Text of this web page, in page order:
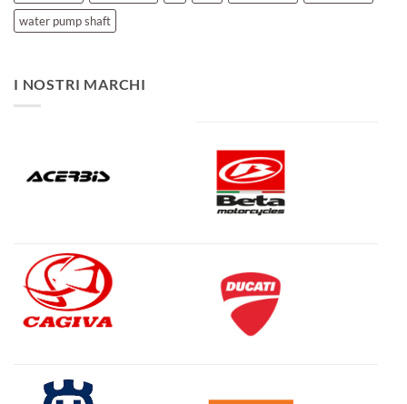
water pump shaft
I NOSTRI MARCHI